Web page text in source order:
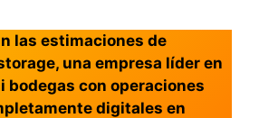
las estimaciones de
una empresa líder en
bodegas con operaciones
digitales en